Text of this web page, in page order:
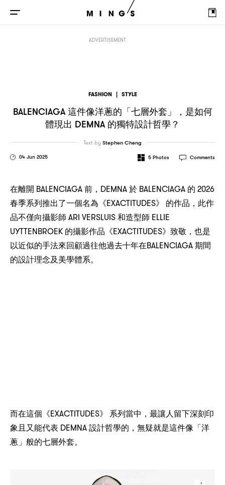
ADVERTISEMENT
FASHION | STYLE
BALENCIAGA 這件像洋蔥的「七層外套」 ， 是如何
體現出 DEMNA 的獨特設計哲學 ？
04 Jun 2025
Text byStephen Cheng
5 Photos Comments
在離開 BALENCIAGA 前 ，DEMNA 於 BALENCIAGA 的 2026
春季系列推出了一個名為《EXACTITUDES》 的作品 ， 此作
品不僅向攝影師 ARI VERSLUIS 和造型師 ELLIE
UYTTENBROEK 的攝影作品《EXACTITUDES》致敬 ， 也是
以近似的手法來回顧過往他過去十年在BALENCIAGA 期間
的設計理念及美學體系。
而在這個《EXACTITUDES》 系列當中 ， 最讓人留下深刻印
象且又能代表 DEMNA 設計哲學的 ， 無疑就是這件像「洋
蔥」般的七層外套。
這件像洋蔥的「七層外套」， 的獨特設計哲